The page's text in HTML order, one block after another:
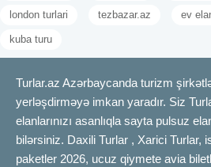
london turlari tezbazar.az ev
kuba turu
Turlar.az Azərbaycanda turizm
yerləşdirməyə imkan yaradır. Siz
elanlarınızı asanlıqla sayta pulsuz
bilərsiniz. Daxili Turlar , Xarici Turlar,
paketler 2026, ucuz qiymete avia